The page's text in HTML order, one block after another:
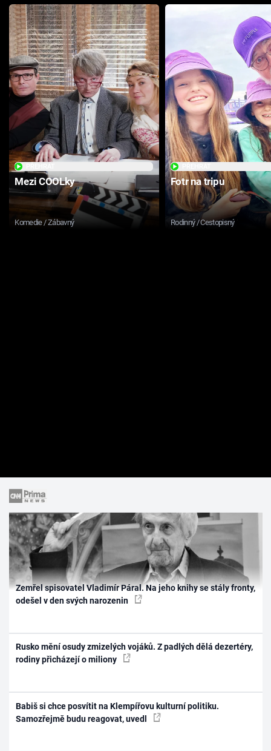
Mezi COOLky
Komedie / Zábavný
Fotr na tripu
Rodinný / Cestopisný
Zemřel spisovatel Vladimír Páral. Na jeho knihy se stály fronty,
odešel v den svých narozenin
Rusko mění osudy zmizelých vojáků. Z padlých dělá dezertéry,
rodiny přicházejí o miliony
Babiš si chce posvítit na Klempířovu kulturní politiku.
Samozřejmě budu reagovat, uvedl